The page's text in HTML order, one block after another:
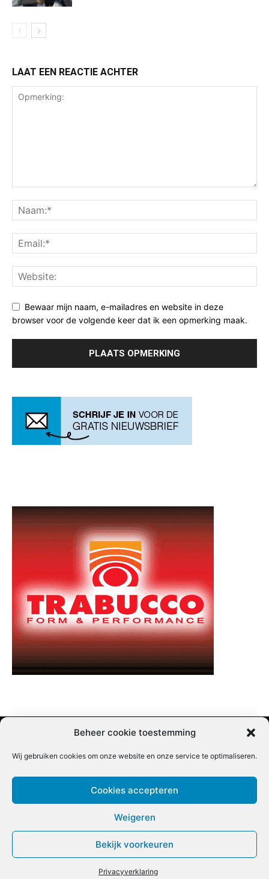
Beheer cookie toestemming
Wij gebruiken cookies om onze website en onze service te optimaliseren.
Cookies accepteren
Weigeren
Bekijk voorkeuren
Privacyverklaring
LAAT EEN REACTIE ACHTER
Bewaar mijn naam, e-mailadres en website in deze
browser voor de volgende keer dat ik een opmerking maak.
Nieuwsbrief inschrijven | Partner content